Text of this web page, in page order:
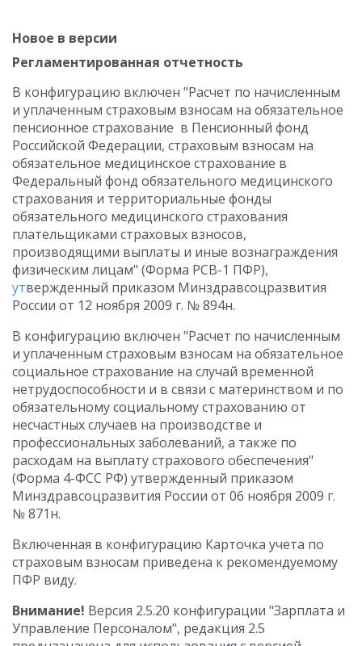
Новое в версии
Регламентированная отчетность
В конфигурацию включен "Расчет по начисленным
и уплаченным страховым взносам на обязательное
пенсионное страхование в Пенсионный фонд
Российской Федерации, страховым взносам на
обязательное медицинское страхование в
Федеральный фонд обязательного медицинского
страхования и территориальные фонды
обязательного медицинского страхования
плательщиками страховых взносов,
производящими выплаты и иные вознаграждения
физическим лицам" (Форма РСВ-1 ПФР),
утвержденный приказом Минздравсоцразвития
России от 12 ноября 2009 г. № 894н.
В конфигурацию включен "Расчет по начисленным
и уплаченным страховым взносам на обязательное
социальное страхование на случай временной
нетрудоспособности и в связи с материнством и по
обязательному социальному страхованию от
несчастных случаев на производстве и
профессиональных заболеваний, а также по
расходам на выплату страхового обеспечения"
(Форма 4-ФСС РФ) утвержденный приказом
Минздравсоцразвития России от 06 ноября 2009 г.
№ 871н.
Включенная в конфигурацию Карточка учета по
страховым взносам приведена к рекомендуемому
ПФР виду.
Внимание! Версия 2.5.20 конфигурации "Зарплата и
Управление Персоналом", редакция 2.5